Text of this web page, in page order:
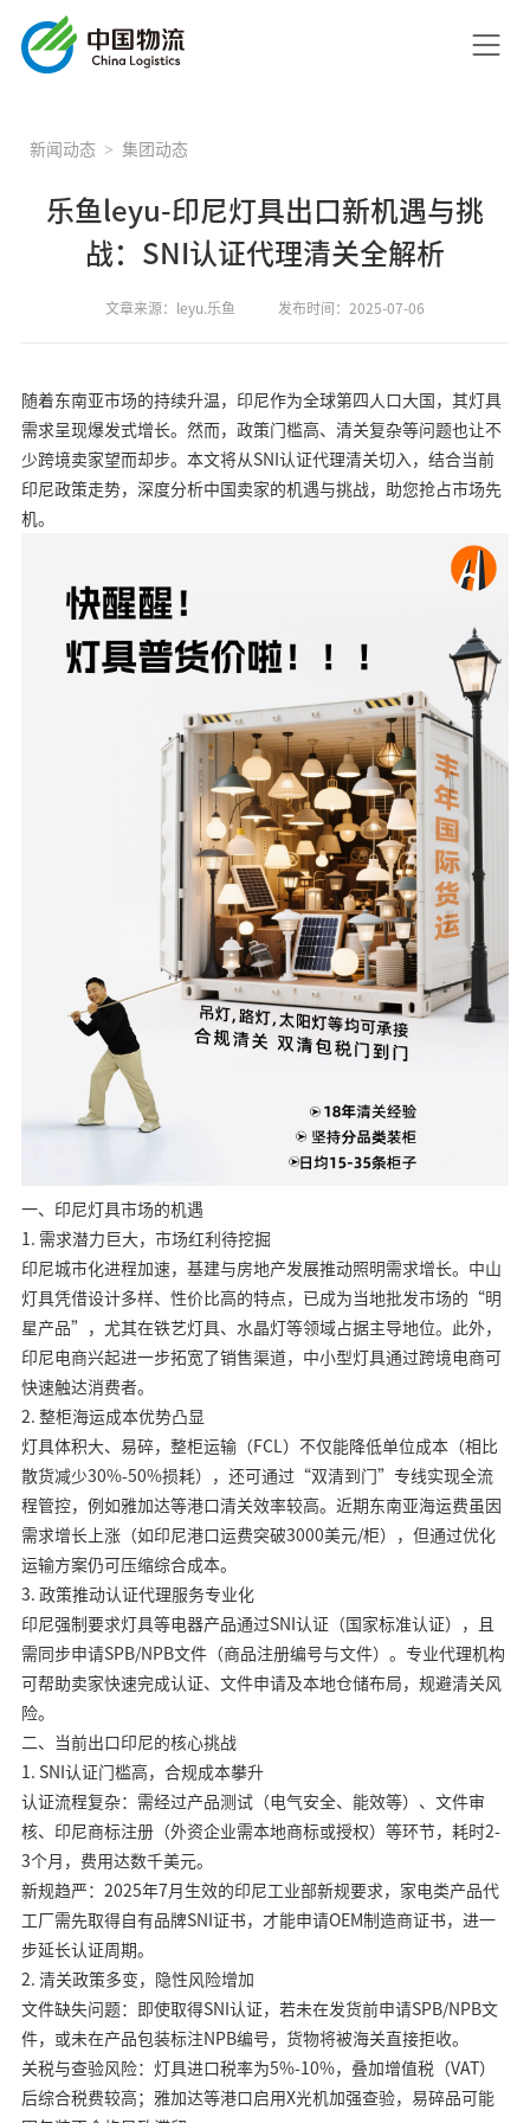
新闻动态 集团动态
乐鱼leyu-印尼灯具出口新机遇与挑
战：SNI认证代理清关全解析
文章来源：leyu.乐鱼 发布时间：2025-07-06
随着东南亚市场的持续升温，印尼作为全球第四人口大国，其灯具
需求呈现爆发式增长。然而，政策门槛高、清关复杂等问题也让不
少跨境卖家望而却步。本文将从SNI认证代理清关切入，结合当前
印尼政策走势，深度分析中国卖家的机遇与挑战，助您抢占市场先
机。
一、印尼灯具市场的机遇
1. 需求潜力巨大，市场红利待挖掘
印尼城市化进程加速，基建与房地产发展推动照明需求增长。中山
灯具凭借设计多样、性价比高的特点，已成为当地批发市场的“明
星产品”，尤其在铁艺灯具、水晶灯等领域占据主导地位。此外，
印尼电商兴起进一步拓宽了销售渠道，中小型灯具通过跨境电商可
快速触达消费者。
2. 整柜海运成本优势凸显
灯具体积大、易碎，整柜运输（FCL）不仅能降低单位成本（相比
散货减少30%-50%损耗），还可通过“双清到门”专线实现全流
程管控，例如雅加达等港口清关效率较高。近期东南亚海运费虽因
需求增长上涨（如印尼港口运费突破3000美元/柜），但通过优化
运输方案仍可压缩综合成本。
3. 政策推动认证代理服务专业化
印尼强制要求灯具等电器产品通过SNI认证（国家标准认证），且
需同步申请SPB/NPB文件（商品注册编号与文件）。专业代理机构
可帮助卖家快速完成认证、文件申请及本地仓储布局，规避清关风
险。
二、当前出口印尼的核心挑战
1. SNI认证门槛高，合规成本攀升
认证流程复杂：需经过产品测试（电气安全、能效等）、文件审
核、印尼商标注册（外资企业需本地商标或授权）等环节，耗时2-
3个月，费用达数千美元。
新规趋严：2025年7月生效的印尼工业部新规要求，家电类产品代
工厂需先取得自有品牌SNI证书，才能申请OEM制造商证书，进一
步延长认证周期。
2. 清关政策多变，隐性风险增加
文件缺失问题：即使取得SNI认证，若未在发货前申请SPB/NPB文
件，或未在产品包装标注NPB编号，货物将被海关直接拒收。
关税与查验风险：灯具进口税率为5%-10%，叠加增值税（VAT）
后综合税费较高；雅加达等港口启用X光机加强查验，易碎品可能